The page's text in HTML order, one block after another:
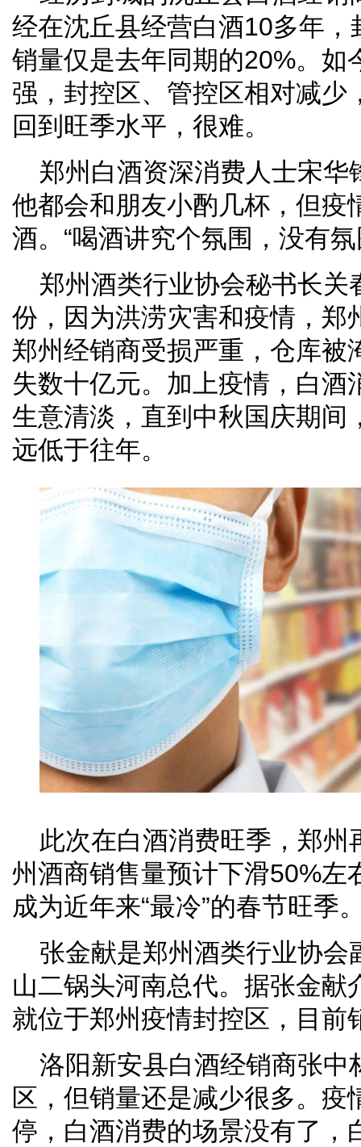
经在沈丘县经营白酒10多年
销量仅是去年同期的20%。如
强，封控区、管控区相对减少
回到旺季水平，很难。
郑州白酒资深消费人士宋华
他都会和朋友小酌几杯，但疫
酒。“喝酒讲究个氛围，没有
郑州酒类行业协会秘书长关
份，因为洪涝灾害和疫情，郑
郑州经销商受损严重，仓库被
失数十亿元。加上疫情，白酒
生意清淡，直到中秋国庆期间
远低于往年。
此次在白酒消费旺季，郑州
州酒商销售量预计下滑50%左
成为近年来“最冷”的春节旺季
张金献是郑州酒类行业协会
山二锅头河南总代。据张金献
就位于郑州疫情封控区，目前
洛阳新安县白酒经销商张中
区，但销量还是减少很多。疫
停，白酒消费的场景没有了，